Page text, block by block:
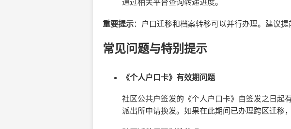
通过相关平台查询转递进度。
重要提示：户口迁移和档案转移可以并行办理。建议
常见问题与特别提示
《个人户口卡》有效期问题
社区公共户签发的《个人户口卡》自签发之日起
派出所申请换发。如果在此期间已办理跨区迁移